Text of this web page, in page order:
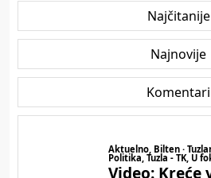
Najčitanije
Najnovije
Komentari